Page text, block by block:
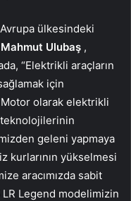
ülkesindeki
Mahmut Ulubaş ,
“Elektrikli araçların
için
Motor olarak elektrikli
teknolojilerinin
geleni yapmaya
kurlarının yükselmesi
aracımızda sabit
Legend modelimizin